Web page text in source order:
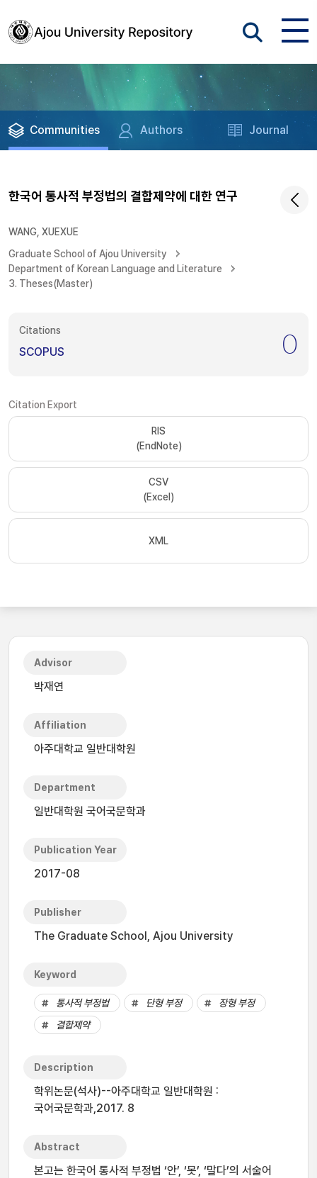
Communities Authors Journal
한국어 통사적 부정법의 결합제약에 대한 연구
WANG, XUEXUE
Graduate School of Ajou University
Department of Korean Language and Literature
3. Theses(Master)
Citations
SCOPUS 0
Citation Export
RIS
(EndNote)
CSV
(Excel)
XML
Advisor
박재연
Affiliation
아주대학교 일반대학원
Department
일반대학원 국어국문학과
Publication Year
2017-08
Publisher
The Graduate School, Ajou University
Keyword
통사적 부정법 단형 부정
장형 부정
결합제약
Description
학위논문(석사)--아주대학교 일반대학원 :
국어국문학과,2017. 8
Abstract
본고는 한국어 통사적 부정법 ‘안’, ‘못’, ‘말다’의 서술어